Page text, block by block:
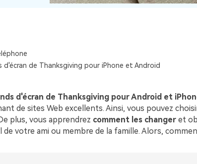
Téléchargement Gratuit
d'écran de Thanksgiving pour iPhone et Android
d'écran de Thanksgiving pour Android et
de sites Web excellents. Ainsi, vous pouvez
plus, vous apprendrez comment les changer et
votre ami ou membre de la famille. Alors,